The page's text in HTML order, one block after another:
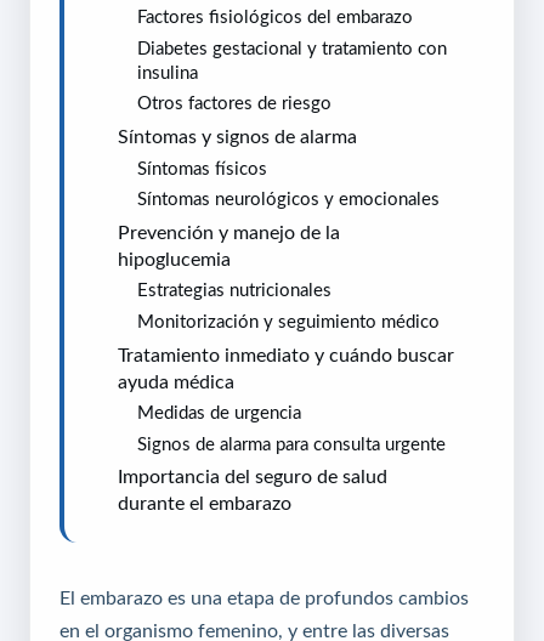
Factores fisiológicos del embarazo
Diabetes gestacional y tratamiento con
insulina
Otros factores de riesgo
Síntomas y signos de alarma
Síntomas físicos
Síntomas neurológicos y emocionales
Prevención y manejo de la
hipoglucemia
Estrategias nutricionales
Monitorización y seguimiento médico
Tratamiento inmediato y cuándo buscar
ayuda médica
Medidas de urgencia
Signos de alarma para consulta urgente
Importancia del seguro de salud
durante el embarazo
El embarazo es una etapa de profundos cambios
en el organismo femenino, y entre las diversas